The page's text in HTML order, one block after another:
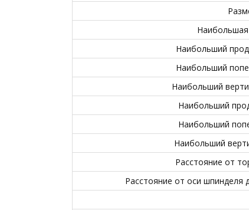
Наибольший
Наибольший
Наибольший
Наибольший
Наибольший
Наибольший
Расстояние от
Расстояние от оси